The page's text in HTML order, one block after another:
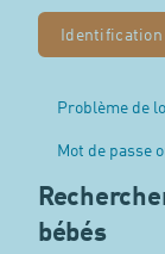
Problème de
Mot de passe
bébés